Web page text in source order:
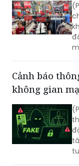
Cảnh báo
không gian